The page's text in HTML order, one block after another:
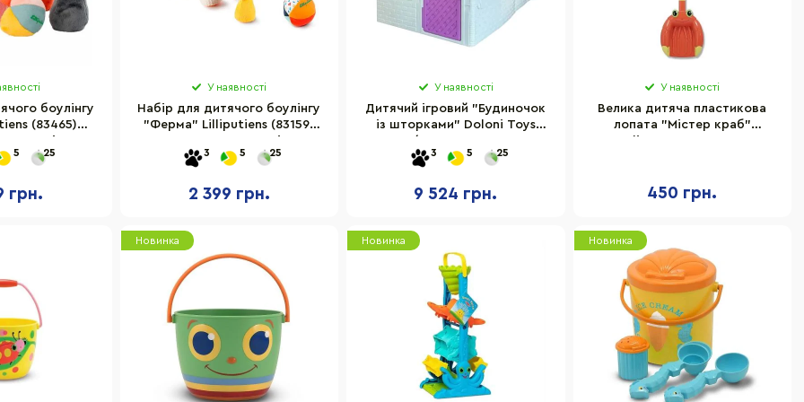
боулінгу
(83465)
5 25
грн.
У наявності
Набір для дитячого боулінгу
"Ферма" Lilliputiens (83159)
комплекті
3 5 25
2 399 грн.
У наявності
Дитячий ігровий "Будиночок
із шторками" Doloni Toys
3 5 25
9 524 грн.
У наявності
Велика дитяча пластикова
лопата "Містер краб"
450 грн.
Новинка Новинка Новинка